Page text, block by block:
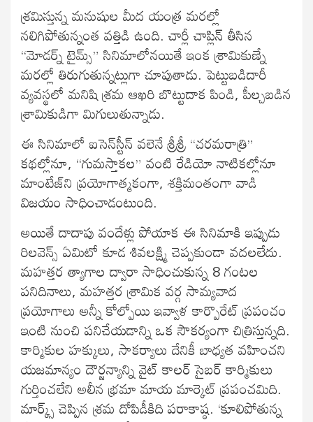
శ్రమిస్తున్న మనుషుల మీద యంత్ర మరల్లో
నలిగిపోతున్నంత వత్తిడి ఉంది. చార్లీ చాప్లిన్‍ తీసిన
“మోడర్న్ టైమ్స్” సినిమాలోనయితే ఇంక శ్రామికుణ్నే
మరల్లో తిరుగుతున్నట్లుగా చూపుతాడు. పెట్టుబడిదారీ
వ్యవస్థలో మనిషి శ్రమ ఆఖరి బొట్టుదాక పిండి, పీల్చబడిన
శ్రామికుడిగా మిగులుతున్నాడు.
ఈ సినిమాలో ఐసెన్‍స్టీన్‍ వలెనే శ్రీశ్రీ “చరమరాత్రి”
కథల్లోనూ, “గుమస్తాకల” వంటి రేడియో నాటికల్లోనూ
మాంటేజ్‍ని ప్రయోగాత్మకంగా, శక్తిమంతంగా వాడి
విజయం సాధించాడంటుంది.
అయితే దాదాపు వందేళ్లు పోయాక ఈ సినిమాకి ఇప్పుడు
రిలవెన్స్ ఏమిటో కూడ శివలక్ష్మి చెప్పకుండా వదలలేదు.
మహత్తర త్యాగాల ద్వారా సాధించుకున్న 8 గంటల
పనిదినాలు, మహత్తర శ్రామిక వర్గ సామ్యవాద
ప్రయోగాలు అన్నీ కోల్పోయి ఇవ్వాళ కార్పొరేట్‍ ప్రపంచం
ఇంటి నుంచి పనిచేయడాన్ని ఒక సౌకర్యంగా చిత్రిస్తున్నది.
కార్మికుల హక్కులు, సాకర్యాలు దేనికీ బాధ్యత వహించని
యజమాన్యం దౌర్జన్యాన్ని వైట్‍ కాలర్‍ సైబర్‍ కార్మికులు
గుర్తించలేని అలీన భ్రమా మాయ మార్కెట్‍ ప్రపంచమిది.
మార్క్స్ చెప్పిన శ్రమ దోపిడీకిది పరాకాష్ఠ. ‘కూలిపోతున్న